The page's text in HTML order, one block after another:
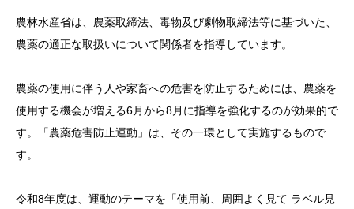
農林水産省は、農薬取締法、毒物及び劇物取締法等に基づいた、
農薬の適正な取扱いについて関係者を指導しています。
農薬の使用に伴う人や家畜への危害を防止するためには、農薬を
使用する機会が増える6月から8月に指導を強化するのが効果的で
す。「農薬危害防止運動」は、その一環として実施するもので
す。
令和8年度は、運動のテーマを「使用前、周囲よく見て ラベル見